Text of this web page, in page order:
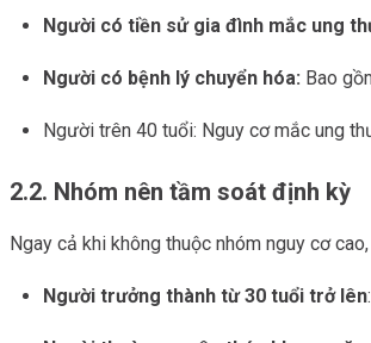
Người có tiền sử gia đình mắc ung
Người có bệnh lý chuyển hóa: Bao
Người trên 40 tuổi: Nguy cơ mắc ung
2.2. Nhóm nên tầm soát định kỳ
Ngay cả khi không thuộc nhóm nguy cơ
Người trưởng thành từ 30 tuổi trở lên